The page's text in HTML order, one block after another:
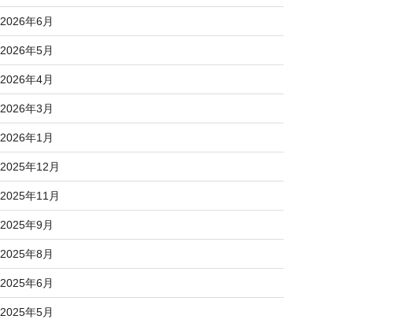
2026年6月
2026年5月
2026年4月
2026年3月
2026年1月
2025年12月
2025年11月
2025年9月
2025年8月
2025年6月
2025年5月